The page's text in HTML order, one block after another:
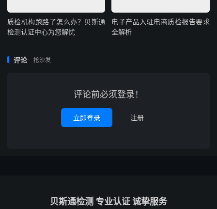
质检机构跑路了怎么办？贝斯通
检测认证中心为您解忧
电子产品入驻电商质检报告要求
全解析
评论 抢沙发
评论前必须登录！
立即登录 注册
贝斯通检测 专业认证 诚挚服务